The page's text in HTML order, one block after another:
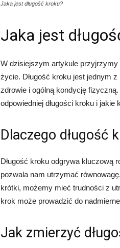
Jaka jest długość kroku?
Jaka jest
W dzisiejszym artykule przyjrzymy
życie. Długość kroku jest jednym
zdrowie i ogólną kondycję
odpowiedniej długości kroku i
Dlaczego długość
Długość kroku odgrywa kluczową
pozwala nam utrzymać
krótki, możemy mieć trudności z
krok może prowadzić do
Jak zmierzyć